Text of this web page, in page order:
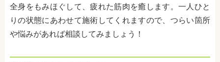
全身をもみほぐして、疲れた筋肉を癒します。一人ひと
りの状態にあわせて施術してくれますので、つらい箇所
や悩みがあれば相談してみましょう！